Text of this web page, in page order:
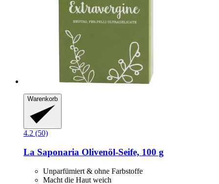
Warenkorb
4.2 (50)
La Saponaria Olivenöl-​Seife, 100 g
Unparfümiert & ohne Farbstoffe
Macht die Haut weich